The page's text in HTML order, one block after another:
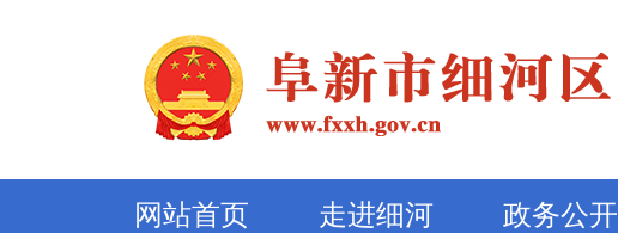
网站首页 走进细河 政务公开